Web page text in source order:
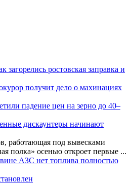
загорелись ростовская заправка и
получит дело о махинациях
падение цен на зерно до 40–
дискаунтеры начинают
работающая под вывесками
полка» осенью откроет первые ...
АЗС нет топлива полностью